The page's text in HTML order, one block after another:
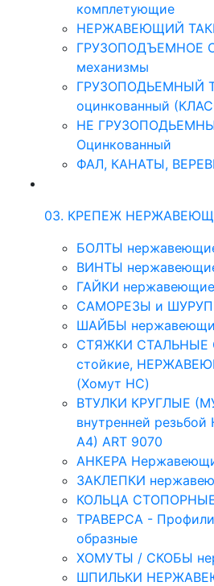
комплетующие
НЕРЖАВЕЮЩИЙ
ГРУЗОПОДЪЕМНОЕ
механизмы
ГРУЗОПОДЬЕМНЫЙ
оцинкованный
НЕ
Оцинкованный
ФАЛ, КАНАТЫ,
03. КРЕПЕЖ
БОЛТЫ
ВИНТЫ
ГАЙКИ нержавеющие
САМОРЕЗЫ и
ШАЙБЫ
СТЯЖКИ СТАЛЬНЫЕ
стойкие,
(Хомут НС)
ВТУЛКИ КРУГЛЫЕ
внутренней
А4) ART 9070
АНКЕРА
ЗАКЛЕПКИ
КОЛЬЦА
ТРАВЕРСА -
образные
ХОМУТЫ / СКОБЫ
ШПИЛЬКИ